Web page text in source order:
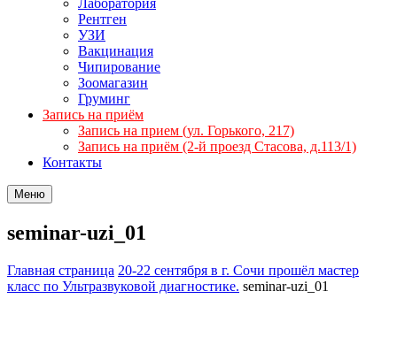
Лаборатория
Рентген
УЗИ
Вакцинация
Чипирование
Зоомагазин
Груминг
Запись на приём
Запись на прием (ул. Горького, 217)
Запись на приём (2-й проезд Стасова, д.113/1)
Контакты
Меню
seminar-uzi_01
Главная страница 20-22 сентября в г. Сочи прошёл мастер
класс по Ультразвуковой диагностике. seminar-uzi_01